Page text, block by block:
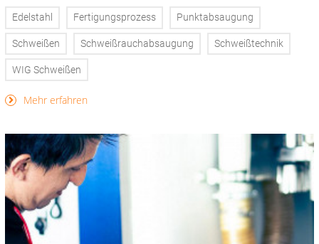
Edelstahl Fertigungsprozess Punktabsaugung
Schweißen Schweißrauchabsaugung Schweißtechnik
WIG Schweißen
Mehr erfahren